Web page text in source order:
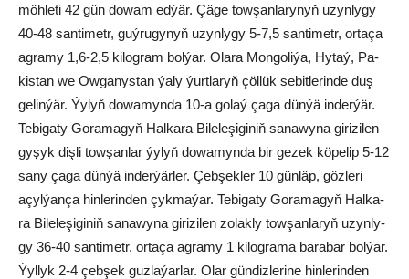
möh­le­ti 42 gün do­wam ed­ýär. Çä­ge tow­şan­la­ry­nyň uzyn­ly­gy
40-48 san­ti­metr, guý­ru­gy­nyň uzyn­ly­gy 5-7,5 san­ti­metr, or­ta­ça
ag­ra­my 1,6-2,5 ki­log­ram bol­ýar. Ola­ra Mon­go­li­ýa, Hy­taý, Pa­
kis­tan we Ow­ga­nys­tan ýa­ly ýurt­la­ryň çöl­lük se­bit­le­rin­de duş
ge­lin­ýär. Ýy­lyň do­wa­myn­da 10-a go­laý ça­ga dün­ýä in­der­ýär.
Te­bi­ga­ty Go­ra­ma­gyň Hal­ka­ra Bi­le­le­şi­gi­niň sa­na­wy­na gi­ri­zi­len
gy­şyk diş­li tow­şan­lar ýy­lyň do­wa­myn­da bir ge­zek kö­pe­lip 5-12
sa­ny ça­ga dün­ýä in­der­ýär­ler. Çeb­şek­ler 10 gün­läp, göz­le­ri
açyl­ýan­ça hin­le­rin­den çyk­ma­ýar. Te­bi­ga­ty Go­ra­ma­gyň Hal­ka­
ra Bi­le­le­şi­gi­niň sa­na­wy­na gi­ri­zi­len zo­lak­ly tow­şan­la­ryň uzyn­ly­
gy 36-40 san­ti­metr, or­ta­ça ag­ra­my 1 ki­log­ra­ma ba­ra­bar bol­ýar.
Ýyl­lyk 2-4 çeb­şek guz­la­ýar­lar. Olar gün­diz­le­ri­ne hin­le­rin­den